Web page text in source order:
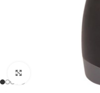
Click to enlarge